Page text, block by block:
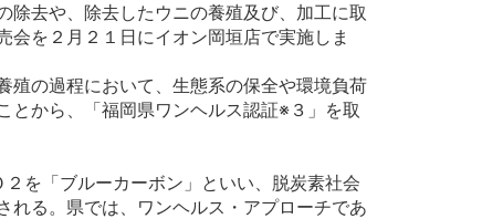
去や、除去したウニの養殖及び、加工に取
会を２月２１日にイオン岡垣店で実施しま
の過程において、生態系の保全や環境負荷
とから、「福岡県ワンヘルス認証※ ３ 」を取
２ を「ブルーカーボン」といい、脱炭素社会
れる。県では、ワンヘルス・アプローチであ